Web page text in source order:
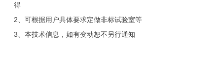
得
2、可根据用户具体要求定做非标试验室等
3、本技术信息，如有变动恕不另行通知